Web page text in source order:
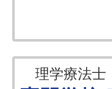
理学療法士